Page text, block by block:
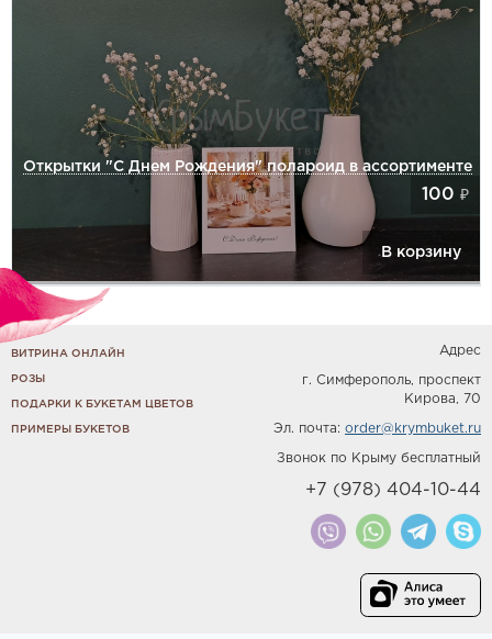
Открытки "С Днем Рождения" полароид в ассортименте
100 ₽
В корзину
ВИТРИНА ОНЛАЙН
РОЗЫ
ПОДАРКИ К БУКЕТАМ ЦВЕТОВ
ПРИМЕРЫ БУКЕТОВ
Адрес
г. Симферополь, проспект
Кирова, 70
Эл. почта: order@krymbuket.ru
Звонок по Крыму бесплатный
+7 (978) 404-10-44